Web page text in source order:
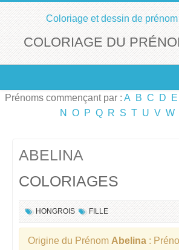
Coloriage et dessin de
COLORIAGE DU
Top 100 des Prénoms
Prénoms commençant par : A B C D E
N
O P Q R S T U V W
ABELINA
COLORIAGES
HONGROIS FILLE
Origine du Prénom Abelina :